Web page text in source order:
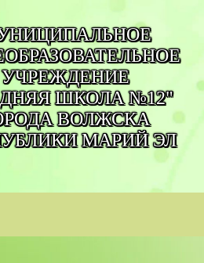
УЧРЕЖДЕНИЕ
ШКОЛА №12"
ВОЛЖСКА
МАРИЙ ЭЛ